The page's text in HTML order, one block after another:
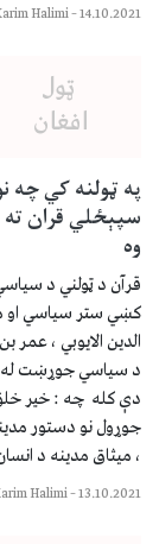
14.10.2021
–
Halimi
په ټولنه کي چه
سپېځلي قران
وه
قرآن د ټولني د
کښي ستر سیاسي او
الدين الايوبي ،
د سیاسي جوړښت له
دې کله چه : خير
جوړول نو دستور
، میثاق مدینه د
13.10.2021
–
Halimi